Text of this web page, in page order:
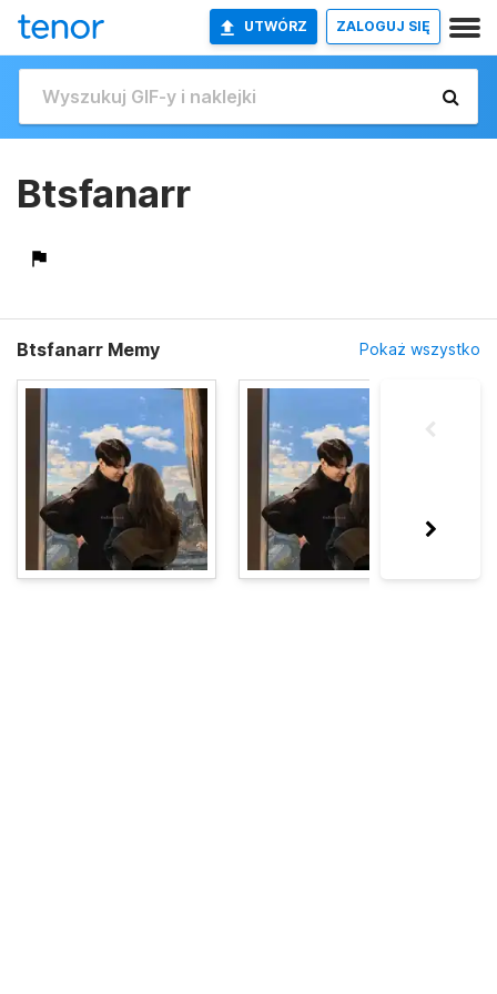
UTWÓRZ ZALOGUJ SIĘ
Btsfanarr
Btsfanarr Memy Pokaż wszystko